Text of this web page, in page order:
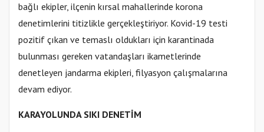
bağlı ekipler, ilçenin kırsal mahallerinde korona
denetimlerini titizlikle gerçekleştiriyor. Kovid-19 testi
pozitif çıkan ve temaslı oldukları için karantinada
bulunması gereken vatandaşları ikametlerinde
denetleyen jandarma ekipleri, filyasyon çalışmalarına
devam ediyor.
KARAYOLUNDA SIKI DENETİM